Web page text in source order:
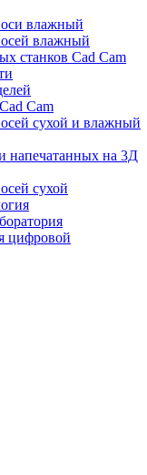
оси влажный
влажный
станков Cad Cam
Cam
сухой и влажный
напечатанных на 3Д
сухой
цифровой